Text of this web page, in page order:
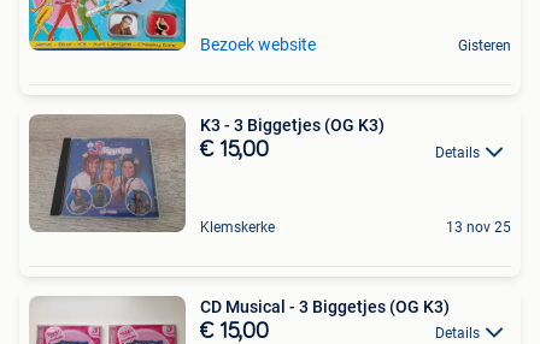
Bezoek website Gisteren
K3 - 3 Biggetjes (OG K3)
€ 15,00 Details
Klemskerke 13 nov 25
CD Musical - 3 Biggetjes (OG K3)
€ 15,00 Details